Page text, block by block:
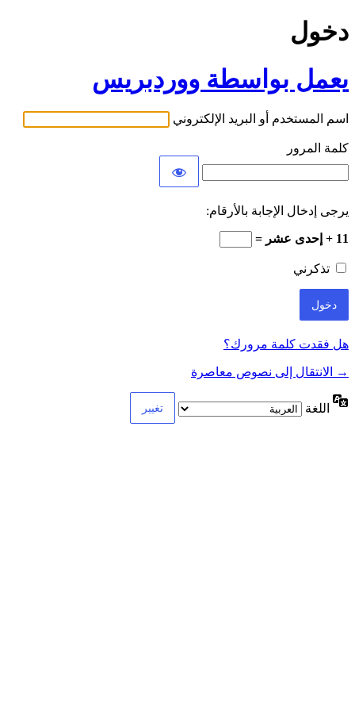
دخول
يعمل بواسطة ووردبريس
اسم المستخدم أو البريد الإلكتروني
كلمة المرور
يرجى إدخال الإجابة بالأرقام:
11 + إحدى عشر =
تذكرني
هل فقدت كلمة مرورك؟
→ الانتقال إلى نصوص معاصرة
اللغة